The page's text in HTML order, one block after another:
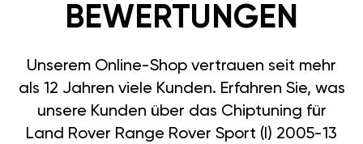
BEWERTUNGEN
Unserem Online-Shop vertrauen seit mehr
als 12 Jahren viele Kunden. Erfahren Sie, was
unsere Kunden über das Chiptuning für
Land Rover Range Rover Sport (I) 2005-13